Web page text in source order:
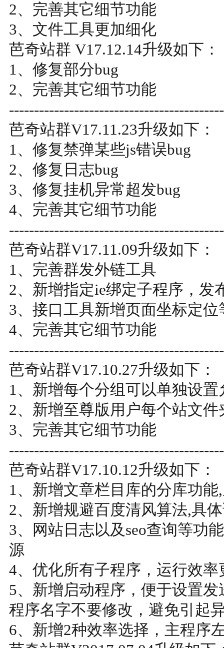
2、完善其它细节功能
3、文件工具更加细化
芭奇站群 V17.12.14升级如下：
1、修复部分bug
2、完善其它细节功能
芭奇站群V17.11.23升级如下：
1、修复禁弹某些js错误bug
2、修复日志bug
3、修复挂机异常超发bug
4、完善其它细节功能
芭奇站群V17.11.09升级如下：
1、完善群发外链工具
2、新增指定ie绑定子程序，发
3、接口工具新增页面坐标定位
4、完善其它细节功能
芭奇站群V17.10.27升级如下：
1、新增每个分组可以单独设
2、新增至尊版用户每个站文
3、完善其它细节功能
芭奇站群V17.10.12升级如下：
1、新增文章栏目库的分库功
2、新增规避百度清风算法,具
3、网站日志以及seo查询等功
源
4、优化所有子程序，运行效率
5、新增启动程序，便于设置
程序名字不要修改，避免引起
6、新增2种效率选择，主程序